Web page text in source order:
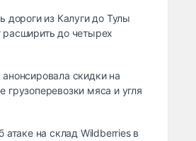
дороги из Калуги до Тулы
расширить до четырех
скидки на
грузоперевозки мяса и угля
атаке на склад Wildberries в